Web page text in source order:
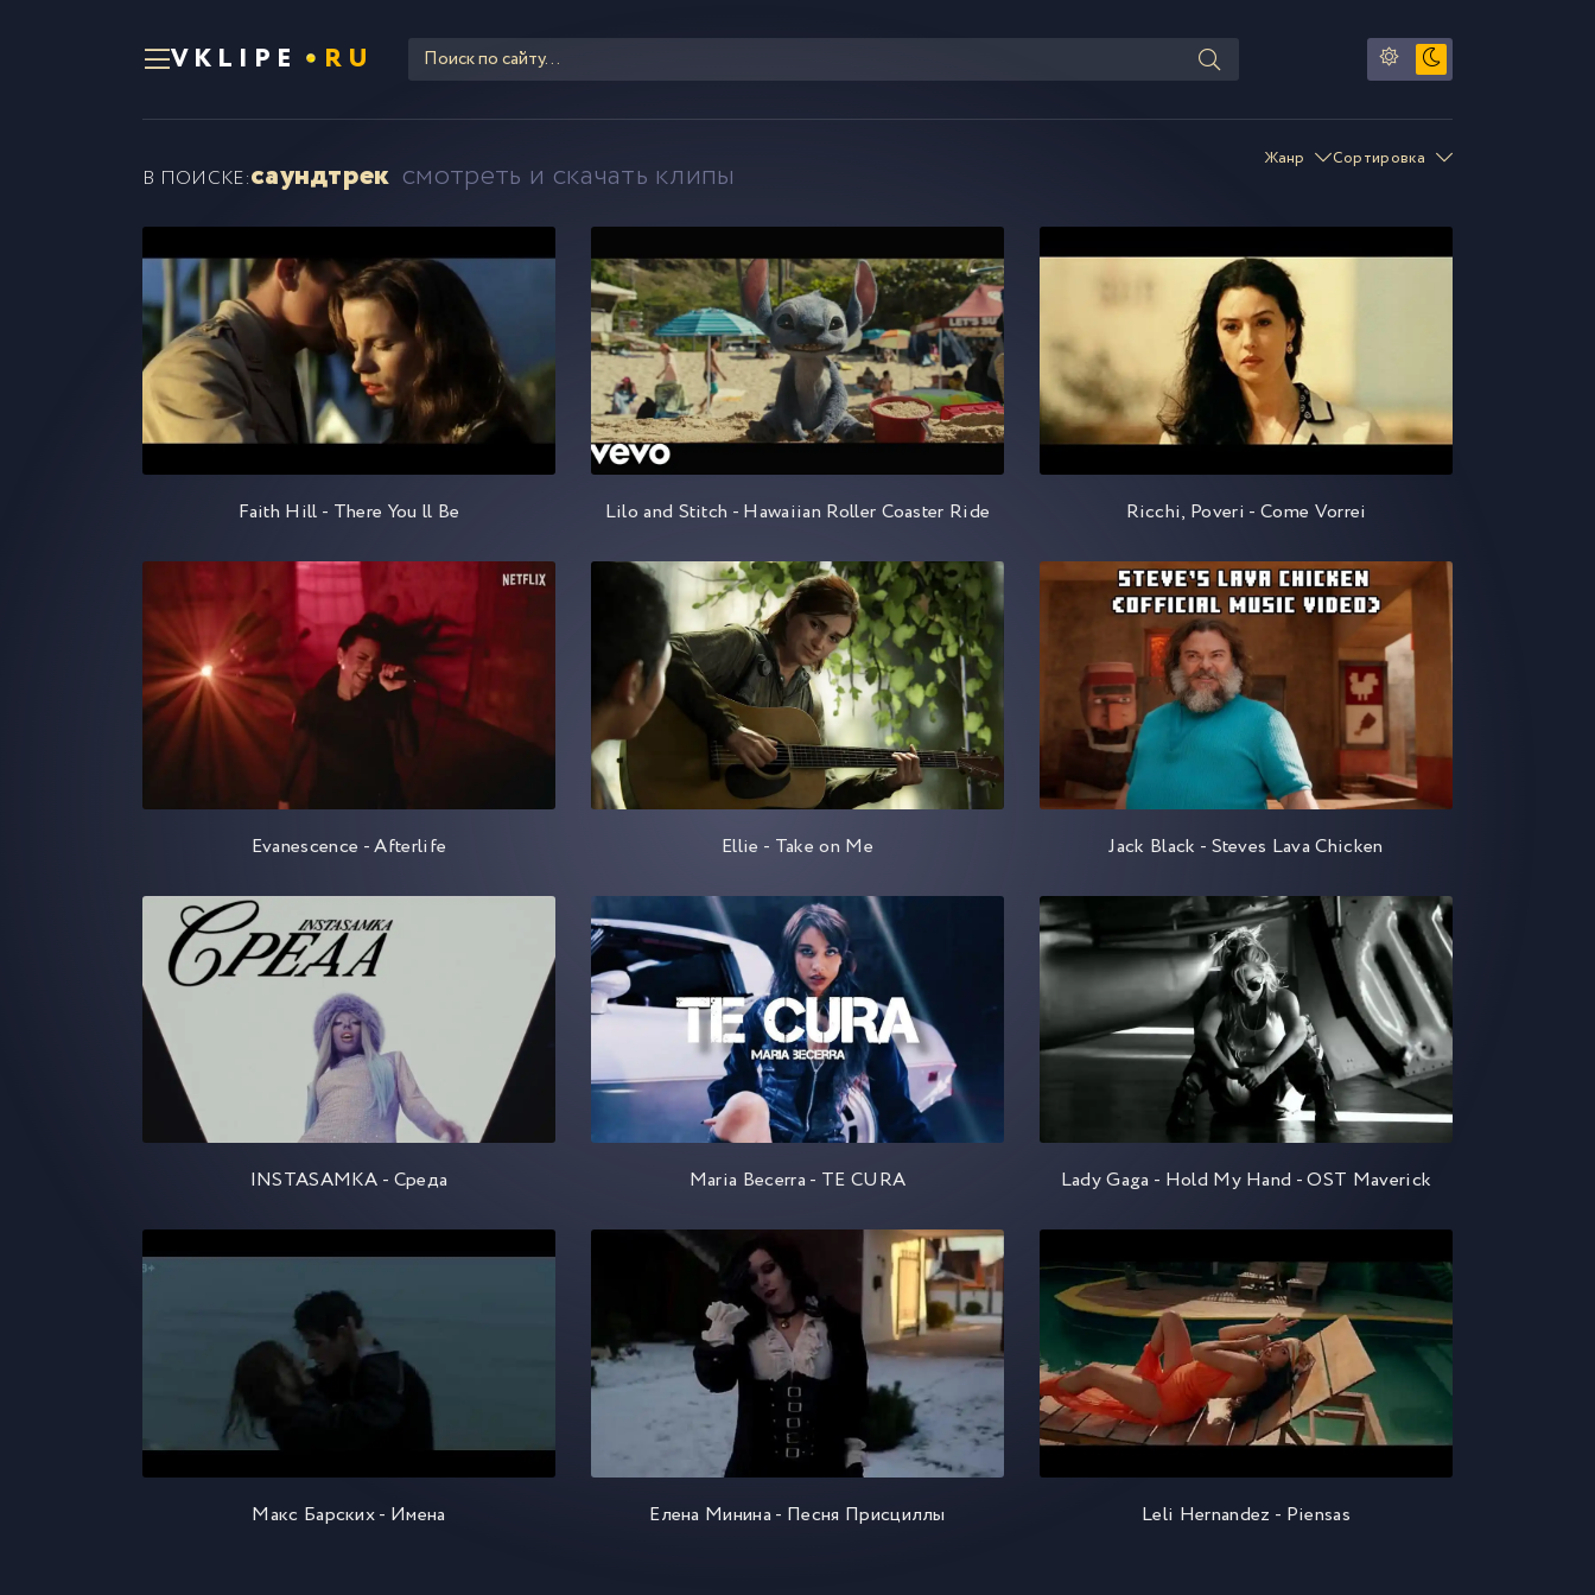
VKLIPE RU
В ПОИСКЕ:саундтрек смотреть и скачать клипы Жанр Сортировка
Faith Hill - There You ll Be Lilo and Stitch - Hawaiian Roller Coaster Ride Ricchi, Poveri - Come Vorrei
Evanescence - Afterlife Ellie - Take on Me Jack Black - Steves Lava Chicken
INSTASAMKA - Среда Maria Becerra - TE CURA Lady Gaga - Hold My Hand - OST Maverick
Макс Барских - Имена Елена Минина - Песня Присциллы Leli Hernandez - Piensas